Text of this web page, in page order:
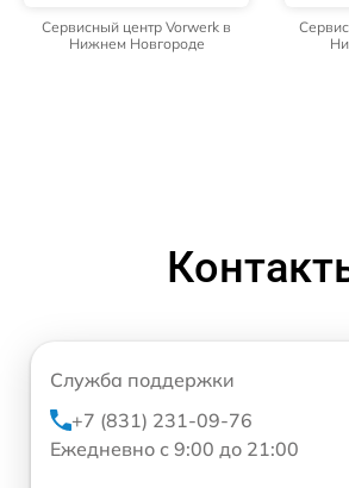
Сервисный центр Vorwerk в
Нижнем Новгороде
Служба поддержки
+7 (831) 231-09-76
Ежедневно с 9:00 до 21:00